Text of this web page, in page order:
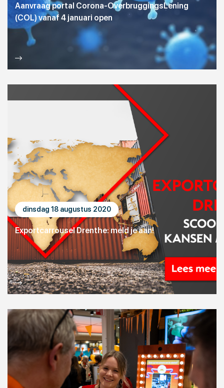
Aanvraag portal Corona-OverbruggingsLening
(COL) vanaf 4 januari open
dinsdag 18 augustus 2020
Exportcarrousel Drenthe: meld je aan!